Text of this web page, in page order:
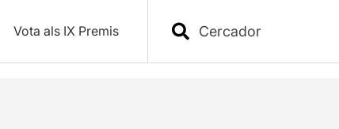
Vota als IX Premis